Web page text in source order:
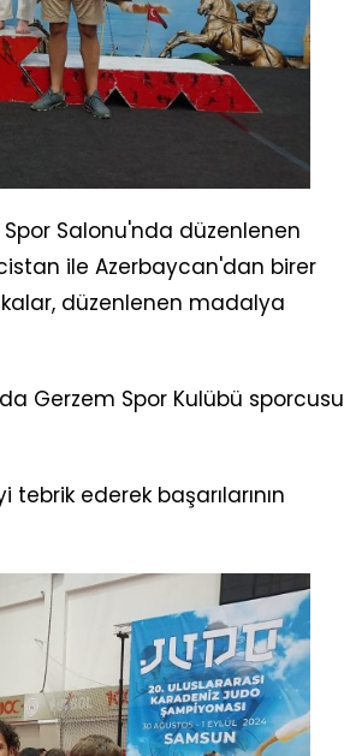
Salonu'nda düzenlenen
ile Azerbaycan'dan birer
düzenlenen madalya
Gerzem Spor Kulübü sporcusu
ederek başarılarının